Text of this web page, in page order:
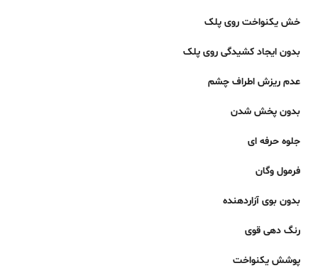
خش یکنواخت روی پلک
بدون ایجاد کشیدگی روی پلک
عدم ریزش اطراف چشم
بدون پخش شدن
جلوه حرفه ای
فرمول وگان
بدون بوی آزاردهنده
رنگ دهی قوی
پوشش یکنواخت